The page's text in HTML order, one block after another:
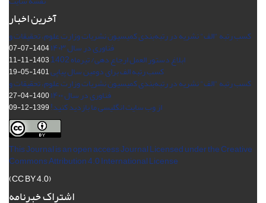
آخرین اخبار
کسب رتبه "الف" نشریه در رتبه‌بندی کمیسیون نشریات وزارت علوم، تحقیقات و
فناوری در سال ۱۴۰۳ 1404-07-07
ابلاغ دستور العمل ارجاع دهی/ تیرماه 1402 1403-11-11
کسب رتبه الف برای دومین سال پیاپی1401-05-19
کسب رتبه "الف" نشریه در رتبه‌بندی کمیسیون نشریات وزارت علوم، تحقیقات و
فناوری در سال ۱۴۰۰ 1400-04-27
از وب سایت انگلیسی ما بازدید کنید!1399-12-09
This Journal is an open access Journal Licensedunder the Creative
Commons Attribution 4.0 International License
(CC BY 4.0)
اشتراک خبرنامه